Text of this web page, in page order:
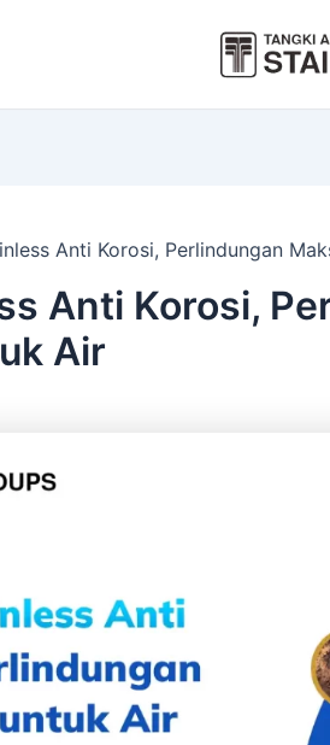
Anti Korosi, Perlindungan
Anti Korosi,
Air